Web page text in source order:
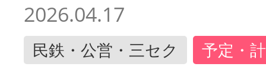
2026.04.17
民鉄・公営・三セク 予定・